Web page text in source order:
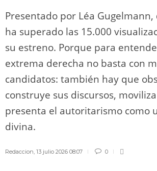
Presentado por Léa
ha superado las 15.000
su estreno. Porque para
extrema derecha no basta con
candidatos: también hay que
construye sus discursos,
presenta el autoritarismo como
divina.
Redaccion 13 julio 2026 08:07 0